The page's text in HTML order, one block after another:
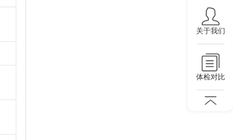
关于我们
体检对比